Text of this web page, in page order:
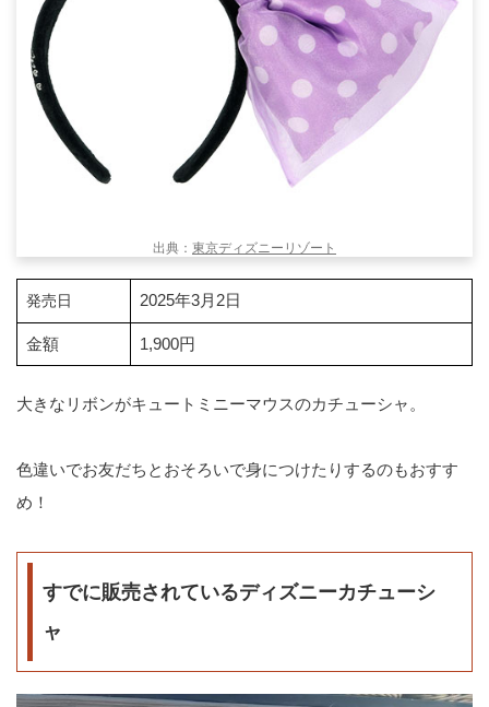
出典： 東京ディズニーリゾート
発売日 2025年3月2日
金額 1,900円
大きなリボンがキュートミニーマウスのカチューシャ。
色違いでお友だちとおそろいで身につけたりするのもおすす
め！
すでに販売されているディズニーカチューシ
ャ